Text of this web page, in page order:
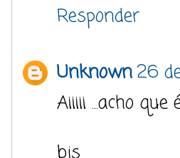
Responder
Unknown26
Aiiiii ...acho